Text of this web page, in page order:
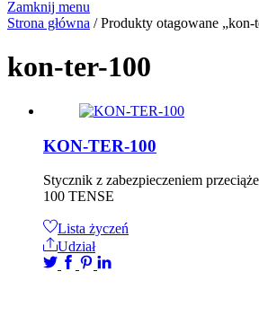
Zamknij menu
Strona główna / Produkty otagowane „kon-
kon-ter-100
KON-TER-100
Stycznik z zabezpieczeniem
100 TENSE
Lista życzeń
Udział